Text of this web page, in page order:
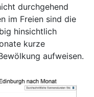
durchgehend
im Freien sind die
hinsichtlich
kurze
aufweisen.